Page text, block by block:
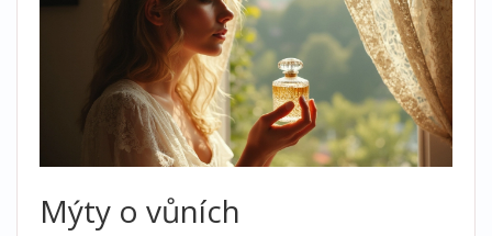
Mýty o vůních